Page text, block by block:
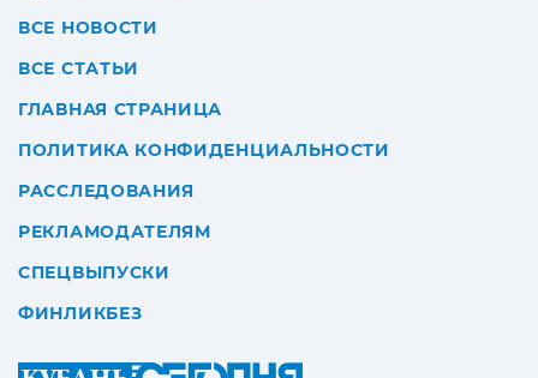
ВСЕ НОВОСТИ
ВСЕ СТАТЬИ
ГЛАВНАЯ СТРАНИЦА
ПОЛИТИКА КОНФИДЕНЦИАЛЬНОСТИ
РАССЛЕДОВАНИЯ
РЕКЛАМОДАТЕЛЯМ
СПЕЦВЫПУСКИ
ФИНЛИКБЕЗ